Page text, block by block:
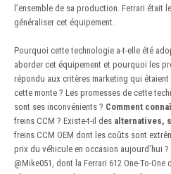
l’ensemble de sa production. Ferrari était
généraliser cet équipement.
Pourquoi cette technologie a-t-elle été
aborder cet équipement et pourquoi les
répondu aux critères marketing qui
cette monte ? Les promesses de cette
sont ses inconvénients ? Comment
freins CCM ? Existe-t-il des alternatives,
freins CCM OEM dont les coûts sont
prix du véhicule en occasion aujourd’hui ?
@Mike051 , dont la Ferrari 612 One-To-